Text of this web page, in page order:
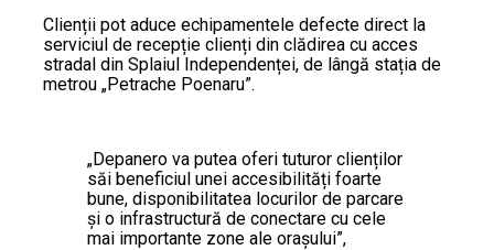
Clienții pot aduce echipamentele defecte direct la
serviciul de recepție clienți din clădirea cu acces
stradal din Splaiul Independenței, de lângă stația de
metrou „Petrache Poenaru”.
„Depanero va putea oferi tuturor clienților
săi beneficiul unei accesibilități foarte
bune, disponibilitatea locurilor de parcare
și o infrastructură de conectare cu cele
mai importante zone ale orașului”,